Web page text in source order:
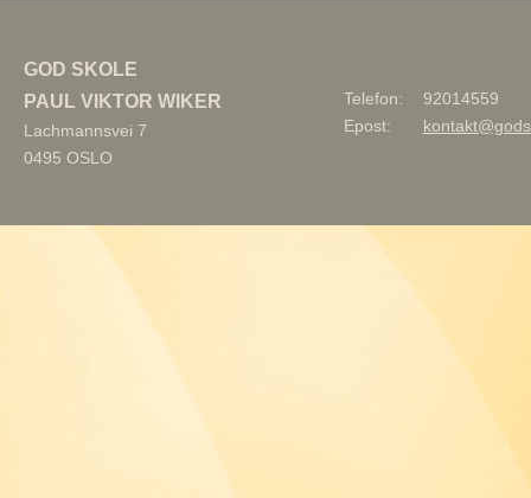
GOD SKOLE
PAUL VIKTOR WIKER
Lachmannsvei 7
0495 OSLO
Telefon:
92014559
Epost: